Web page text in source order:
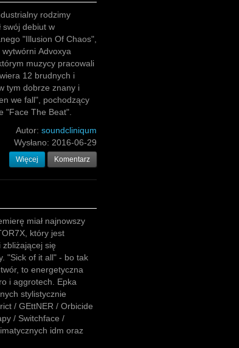
rodzimy
swój debiut w
"Illusion Of Chaos",
wytwórni Advoxya
muzycy pracowali
12 brudnych i
tym dobrze znany i
we fall", pochodzący
"Face The Beat".
Autor: soundcliniqum
Wysłano: 2016-06-29
Więcej Komentarz
miał najnowszy
który jest
się
"Sick of it all" - bo tak
to energetyczna
i aggrotech. Epka
stylistycznie
/ GEttNER / Orbicide
/ Switchface /
idm oraz